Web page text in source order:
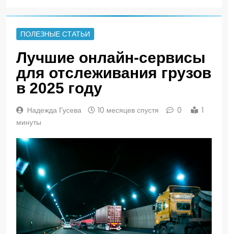
ПОЛЕЗНЫЕ СТАТЬИ
Лучшие онлайн-сервисы
для отслеживания грузов
в 2025 году
Надежда Гусева 10 месяцев спустя 0
1
минуты